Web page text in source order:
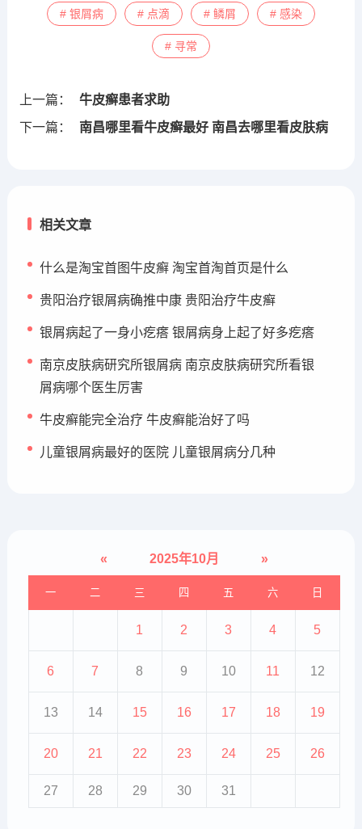
# 银屑病 # 点滴 # 鳞屑 # 感染
# 寻常
上一篇：
牛皮癣患者求助
下一篇：
南昌哪里看牛皮癣最好 南昌去哪里看皮肤病
相关文章
什么是淘宝首图牛皮癣 淘宝首淘首页是什么
贵阳治疗银屑病确推中康 贵阳治疗牛皮癣
银屑病起了一身小疙瘩 银屑病身上起了好多疙瘩
南京皮肤病研究所银屑病 南京皮肤病研究所看银
屑病哪个医生厉害
牛皮癣能完全治疗 牛皮癣能治好了吗
儿童银屑病最好的医院 儿童银屑病分几种
« 2025年10月 »
一 二 三 四 五 六 日
1 2 3 4 5
6 7 8 9 10 11 12
13 14 15 16 17 18 19
20 21 22 23 24 25 26
27 28 29 30 31